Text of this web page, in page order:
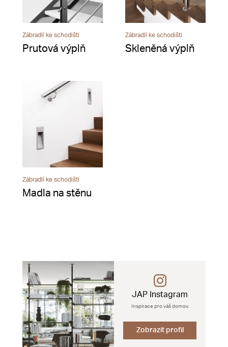
Zábradlí ke schodišti
Prutová výplň
Zábradlí ke schodišti
Skleněná výplň
Zábradlí ke schodišti
Madla na stěnu
JAP Instagram
Inspirace pro váš domov.
Zobrazit profil